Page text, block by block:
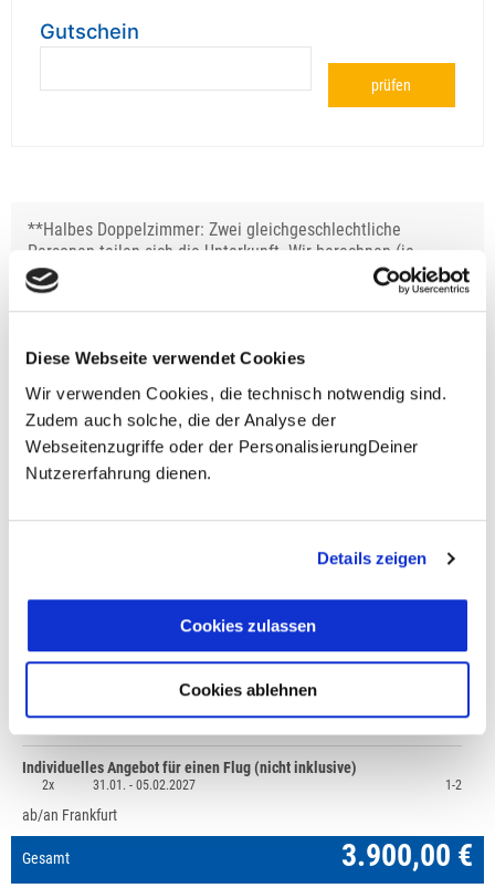
Diese Webseite verwendet Cookies
Wir verwenden Cookies, die technisch notwendig sind.
Zudem auch solche, die der Analyse der
Webseitenzugriffe oder der PersonalisierungDeiner
Nutzererfahrung dienen.
Details zeigen
Cookies zulassen
Cookies ablehnen
Gutschein
prüfen
**Halbes Doppelzimmer: Zwei gleichgeschlechtliche
Personen teilen sich die Unterkunft. Wir berechnen (je
nach Reise) bei Buchung entweder den halben, einen
reduzierten oder den gesamten Einzelzimmerzuschlag.
Finden wir eine/n Partner/in, dann erhältst Du den
Unsere Reisen und Seminare sind nicht barrierefrei.
Fragen zur Buchung?
3.900,00 €
Finnland: Husky-Schlittentour durch die Weite Lapplands,
05.02.2027
Mehrbettzimmer
Individuelles Angebot für einen Flug (nicht inklusive)
2x 31.01. -05.02.2027 1-2
ab/an Frankfurt
Gesamt 3.900,00 €